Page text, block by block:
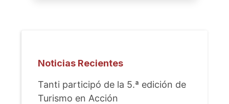
Noticias Recientes
Tanti participó de la 5.ª edición de
Turismo en Acción